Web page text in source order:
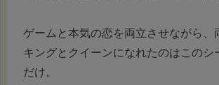
ゲームと本気の恋を両立させながら、
キングとクイーンになれたのはこのシ
だけ。